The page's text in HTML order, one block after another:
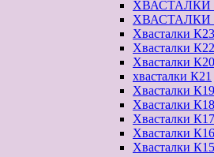
ХВАСТАЛКИ
ХВАСТАЛКИ
Хвасталки К23
Хвасталки К22
Хвасталки К20
хвасталки К21
Хвасталки К19
Хвасталки К18
Хвасталки К17
Хвасталки К16
Хвасталки К15